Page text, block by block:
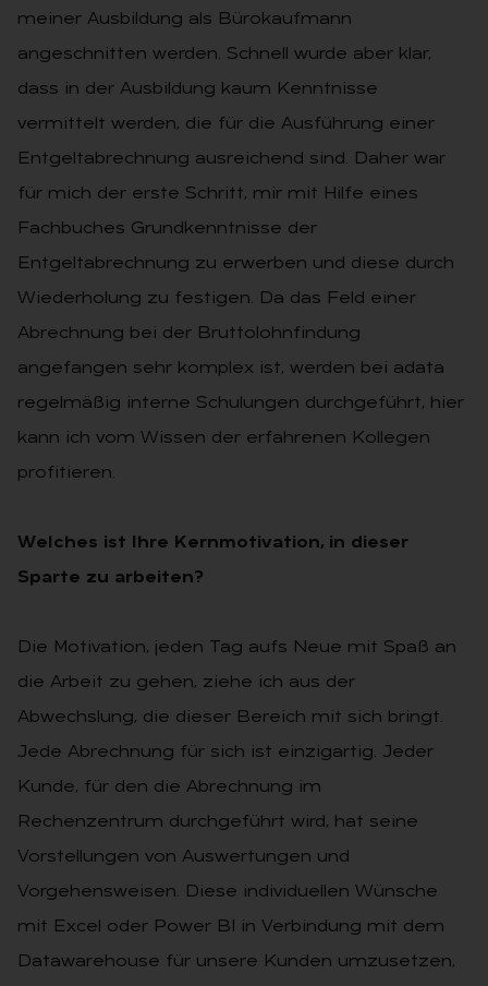
meiner Ausbildung als Bürokaufmann
angeschnitten werden. Schnell wurde aber klar,
dass in der Ausbildung kaum Kenntnisse
vermittelt werden, die für die Ausführung einer
Entgeltabrechnung ausreichend sind. Daher war
für mich der erste Schritt, mir mit Hilfe eines
Fachbuches Grundkenntnisse der
Entgeltabrechnung zu erwerben und diese durch
Wiederholung zu festigen. Da das Feld einer
Abrechnung bei der Bruttolohnfindung
angefangen sehr komplex ist, werden bei adata
regelmäßig interne Schulungen durchgeführt, hier
kann ich vom Wissen der erfahrenen Kollegen
profitieren.
Welches ist Ihre Kernmotivation, in dieser
Sparte zu arbeiten?
Die Motivation, jeden Tag aufs Neue mit Spaß an
die Arbeit zu gehen, ziehe ich aus der
Abwechslung, die dieser Bereich mit sich bringt.
Jede Abrechnung für sich ist einzigartig. Jeder
Kunde, für den die Abrechnung im
Rechenzentrum durchgeführt wird, hat seine
Vorstellungen von Auswertungen und
Vorgehensweisen. Diese individuellen Wünsche
mit Excel oder Power BI in Verbindung mit dem
Datawarehouse für unsere Kunden umzusetzen,